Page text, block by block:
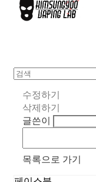
수정하기
삭제하기
글쓴이
목록으로 가기